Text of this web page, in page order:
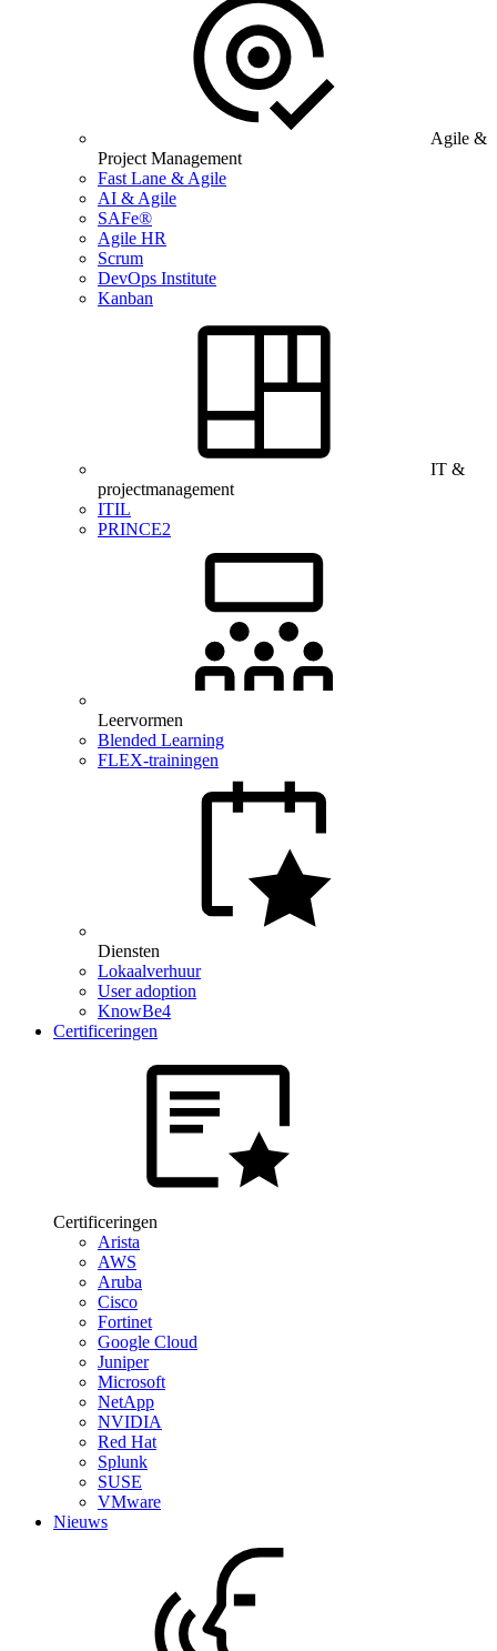
Agile &
Project Management
Fast Lane & Agile
AI & Agile
SAFe®
Agile HR
Scrum
DevOps Institute
Kanban
IT &
projectmanagement
ITIL
PRINCE2
Leervormen
Blended Learning
FLEX-trainingen
Diensten
Lokaalverhuur
User adoption
KnowBe4
Certificeringen
Certificeringen
Arista
AWS
Aruba
Cisco
Fortinet
Google Cloud
Juniper
Microsoft
NetApp
NVIDIA
Red Hat
Splunk
SUSE
VMware
Nieuws